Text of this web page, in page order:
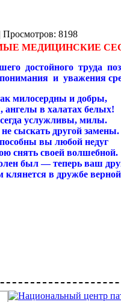
| Просмотров: 8198
МЕДИЦИНСКИЕ
достойного труда
и уважения
милосердны и добры,
ангелы в халатах белых!
услужливы, милы.
сыскать другой замены.
вы любой недуг
снять своей волшебной.
был — теперь ваш
клянется в дружбе верной